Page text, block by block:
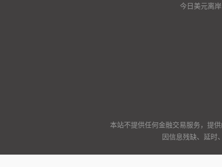
今日美元离
本站不提供任何金融交易服务，提
因信息残缺、延时